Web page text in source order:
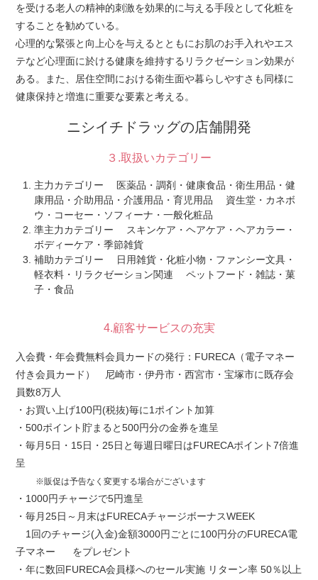
を受ける老人の精神的刺激を効果的に与える手段として化粧を
することを勧めている。
心理的な緊張と向上心を与えるとともにお肌のお手入れやエス
テなど心理面に於ける健康を維持するリラクゼーション効果が
ある。また、居住空間における衛生面や暮らしやすさも同様に
健康保持と増進に重要な要素と考える。
ニシイチドラッグの店舗開発
３.取扱いカテゴリー
主力カテゴリー 医薬品・調剤・健康食品・衛生用品・健
康用品・介助用品・介護用品・育児用品 資生堂・カネボ
ウ・コーセー・ソフィーナ・一般化粧品
準主力カテゴリー スキンケア・ヘアケア・ヘアカラー・
ボディーケア・季節雑貨
補助カテゴリー 日用雑貨・化粧小物・ファンシー文具・
軽衣料・リラクゼーション関連 ペットフード・雑誌・菓
子・食品
4.顧客サービスの充実
入会費・年会費無料会員カードの発行：FURECA（電子マネー
付き会員カード） 尼崎市・伊丹市・西宮市・宝塚市に既存会
員数8万人
・お買い上げ100円(税抜)毎に1ポイント加算
・500ポイント貯まると500円分の金券を進呈
・毎月5日・15日・25日と毎週日曜日はFURECAポイント7倍進
呈
※販促は予告なく変更する場合がございます
・1000円チャージで5円進呈
・毎月25日～月末はFURECAチャージボーナスWEEK
1回のチャージ(入金)金額3000円ごとに100円分のFURECA電
子マネー をプレゼント
・年に数回FURECA会員様へのセール実施 リターン率 50％以上